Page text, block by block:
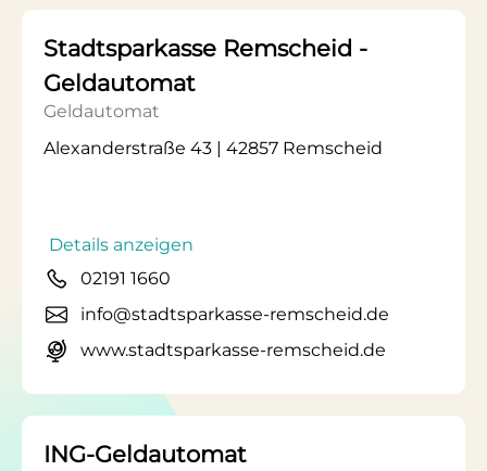
Stadtsparkasse Remscheid -
Geldautomat
Geldautomat
Alexanderstraße 43 | 42857 Remscheid
Details anzeigen
02191 1660
info@stadtsparkasse-remscheid.de
www.stadtsparkasse-remscheid.de
ING-Geldautomat